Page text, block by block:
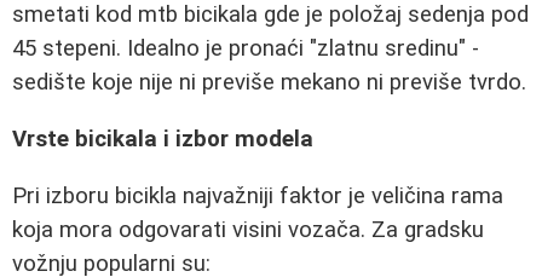
smetati kod mtb bicikala gde je položaj sedenja pod
45 stepeni. Idealno je pronaći "zlatnu sredinu" -
sedište koje nije ni previše mekano ni previše tvrdo.
Vrste bicikala i izbor modela
Pri izboru bicikla najvažniji faktor je veličina rama
koja mora odgovarati visini vozača. Za gradsku
vožnju popularni su: